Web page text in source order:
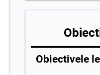
Obiectivele